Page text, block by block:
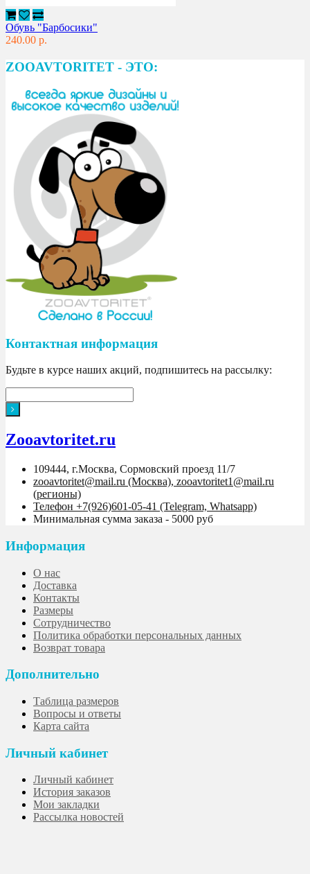
Обувь "Барбосики"
240.00 р.
ZOOAVTORITET - ЭТО:
Контактная информация
Будьте в курсе наших акций, подпишитесь на рассылку:
Zooavtoritet.ru
109444, г.Москва, Сормовский проезд 11/7
zooavtoritet@mail.ru (Москва), zooavtoritet1@mail.ru
(регионы)
Телефон +7(926)601-05-41 (Telegram, Whatsapp)
Минимальная сумма заказа - 5000 руб
Информация
О нас
Доставка
Контакты
Размеры
Сотрудничество
Политика обработки персональных данных
Возврат товара
Дополнительно
Таблица размеров
Вопросы и ответы
Карта сайта
Личный кабинет
Личный кабинет
История заказов
Мои закладки
Рассылка новостей